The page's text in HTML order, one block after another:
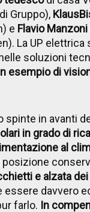
Gruppo), Klaus
e Flavio Manzoni
La UP elettrica
soluzioni
esempio di
spinte in avanti
in grado di
al
e alzata
essere davvero
farlo. In